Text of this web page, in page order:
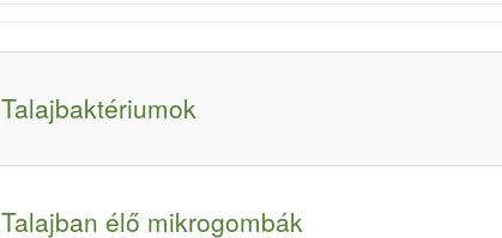
Talajbaktériumok
Talajban élő mikrogombák